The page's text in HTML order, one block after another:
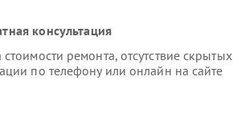
консультация
ремонта, отсутствие скрытых
по телефону или онлайн на сайте